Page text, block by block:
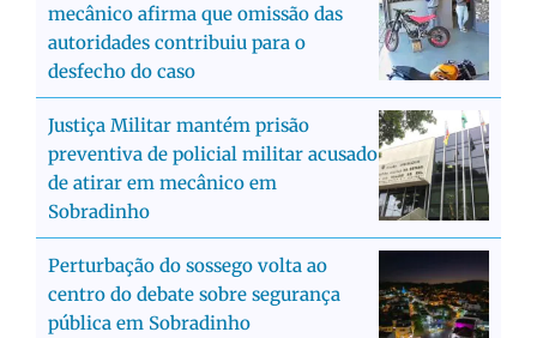
mecânico afirma que omissão das
autoridades contribuiu para o
desfecho do caso
Justiça Militar mantém prisão
preventiva de policial militar acusado
de atirar em mecânico em
Sobradinho
Perturbação do sossego volta ao
centro do debate sobre segurança
pública em Sobradinho